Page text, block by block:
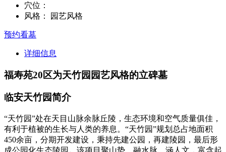
穴位：
风格：
园艺风格
预约看墓
详细信息
福寿苑20区为天竹园园艺风格的立碑墓
临安天竹园简介
“天竹园”处在天目山脉余脉丘陵，生态环境和空气质量俱佳，
有利于植被的生长与人类的养息。“天竹园”规划总占地面积
450余亩，分期开发建设，秉持先建公园，再建陵园，最后形
成公园化生态陵园。该项目聚山势、融水脉、涵人文，富含起